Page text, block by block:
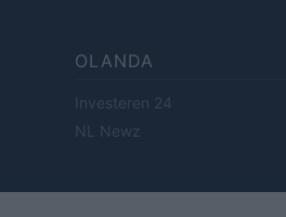
OLANDA
Investeren 24
NL Newz